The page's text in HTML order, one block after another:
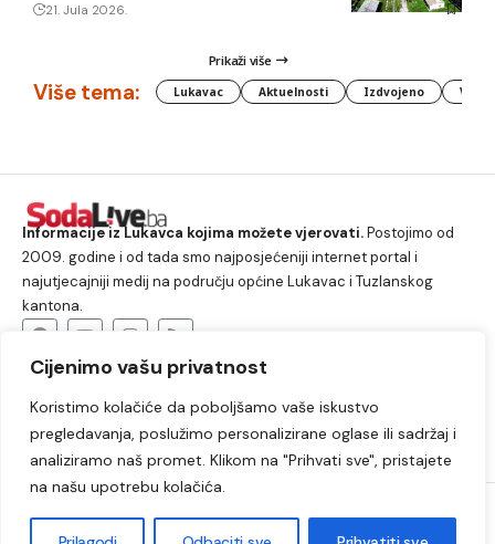
Cijenimo vašu privatnost
Koristimo kolačiće da poboljšamo vaše iskustvo
pregledavanja, poslužimo personalizirane oglase ili sadržaj i
analiziramo naš promet. Klikom na "Prihvati sve", pristajete
na našu upotrebu kolačića.
21. Jula 2026.
Prikaži više
Više tema: Lukavac Aktuelnosti Izdvojeno
Informacije iz Lukavca kojima možete vjerovati.Postojimo od
2009. godine i od tada smo najposjećeniji internet portal i
najutjecajniji medij na području općine Lukavac i Tuzlanskog
kantona.
Lukavac Društvo Crna hronika
Sport
Kultura
Kolumne Slobodno vrijeme